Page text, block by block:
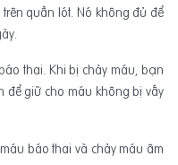
quần lót. Nó không đủ để
thai. Khi bị chảy máu, bạn
để giữ cho máu không bị vấy
báo thai và chảy máu âm